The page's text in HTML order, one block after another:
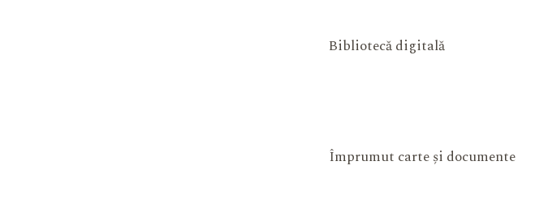
Bibliotecă digitală
Împrumut carte și documente